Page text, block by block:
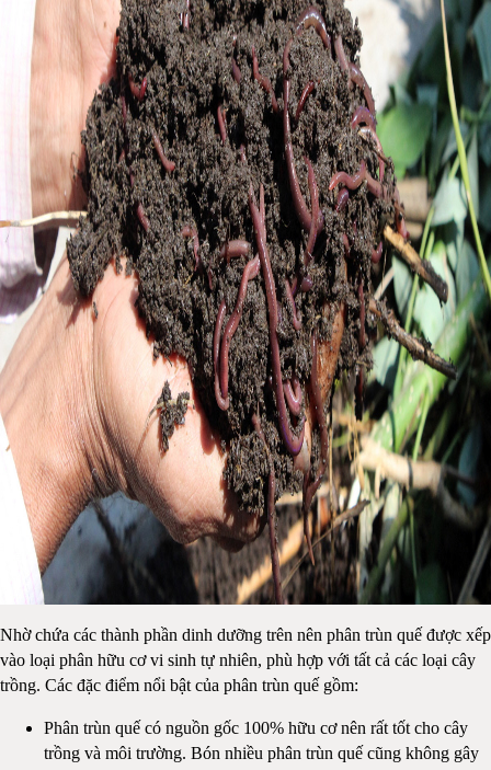
Nhờ chứa các thành phần dinh dưỡng trên nên phân trùn quế được xếp
vào loại phân hữu cơ vi sinh tự nhiên, phù hợp với tất cả các loại cây
trồng. Các đặc điểm nổi bật của phân trùn quế gồm:
Phân trùn quế có nguồn gốc 100% hữu cơ nên rất tốt cho cây
trồng và môi trường. Bón nhiều phân trùn quế cũng không gây